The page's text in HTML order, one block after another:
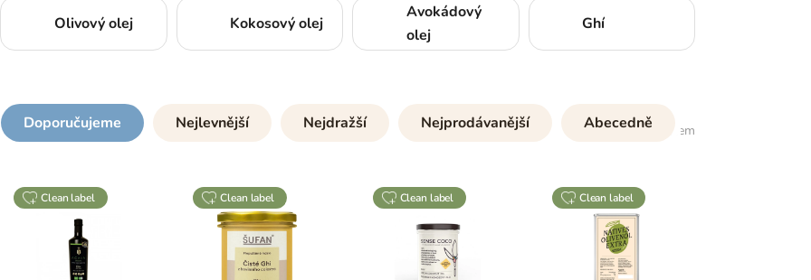
Olivový olej Kokosový olej
Avokádový
olej
Ghí
11položek celkem
Doporučujeme Nejlevnější Nejdražší Nejprodávanější Abecedně
clean label clean label clean label clean label